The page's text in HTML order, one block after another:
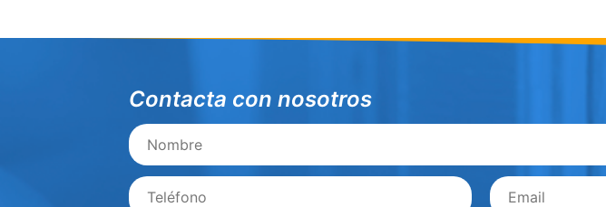
Contacta con nosotros
Nombre
Teléfono Email